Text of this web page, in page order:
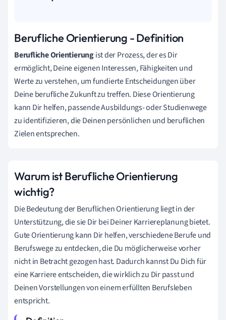
Berufliche Orientierung - Definition
Berufliche Orientierungist der Prozess, der es Dir
ermöglicht, Deine eigenen Interessen, Fähigkeiten und
Werte zu verstehen, um fundierte Entscheidungen über
Deine berufliche Zukunft zu treffen. Diese Orientierung
kann Dir helfen, passende Ausbildungs- oder Studienwege
zu identifizieren, die Deinen persönlichen und beruflichen
Zielen entsprechen.
Warum ist Berufliche Orientierung
wichtig?
Die Bedeutung der Beruflichen Orientierung liegt in der
Unterstützung, die sie Dir bei Deiner Karriereplanung bietet.
Gute Orientierung kann Dir helfen, verschiedene Berufe und
Berufswege zu entdecken, die Du möglicherweise vorher
nicht in Betracht gezogen hast. Dadurch kannst Du Dich für
eine Karriere entscheiden, die wirklich zu Dir passt und
Deinen Vorstellungen von einem erfüllten Berufsleben
entspricht.